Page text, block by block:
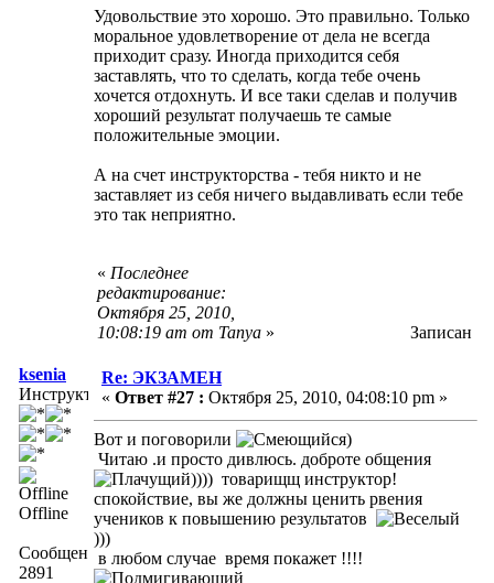
Удовольствие это хорошо. Это правильно. Только
моральное удовлетворение от дела не всегда
приходит сразу. Иногда приходится себя
заставлять, что то сделать, когда тебе очень
хочется отдохнуть. И все таки сделав и получив
хороший результат получаешь те самые
положительные эмоции.
А на счет инструкторства - тебя никто и не
заставляет из себя ничего выдавливать если тебе
это так неприятно.
« Последнее
редактирование:
Октября 25, 2010,
10:08:19 am от Tanya » Записан
ksenia
Инструктор
Offline
Сообщений:
2891
Re: ЭКЗАМЕН
« Ответ #27 : Октября 25, 2010, 04:08:10 pm »
Вот и поговорили
)
Читаю .и просто дивлюсь. доброте общения
)))) товарищщ инструктор!
спокойствие, вы же должны ценить рвения
учеников к повышению результатов
)))
в любом случае время покажет !!!!